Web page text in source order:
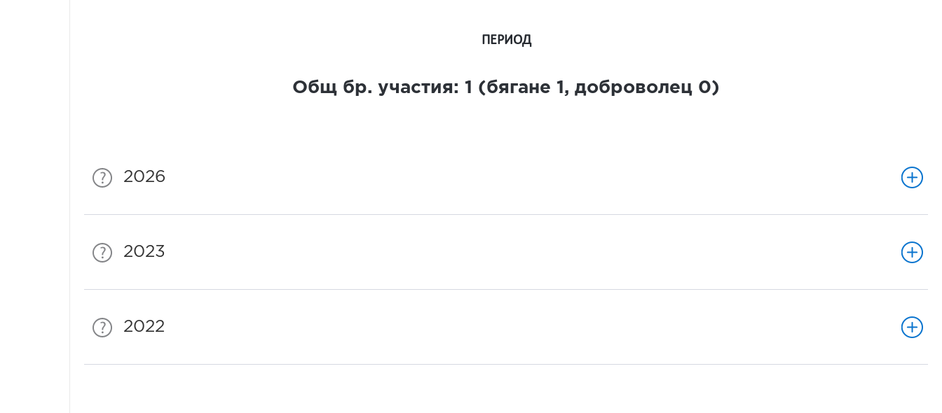
ПЕРИОД
Общ бр. участия: 1 (бягане 1 , доброволец 0)
2026
2023
2022